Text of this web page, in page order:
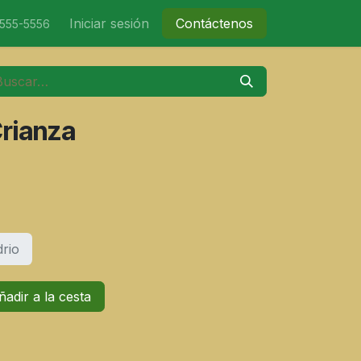
Tienda Eventos Contáctenos
5556 Iniciar sesión Contáctenos
a la cesta